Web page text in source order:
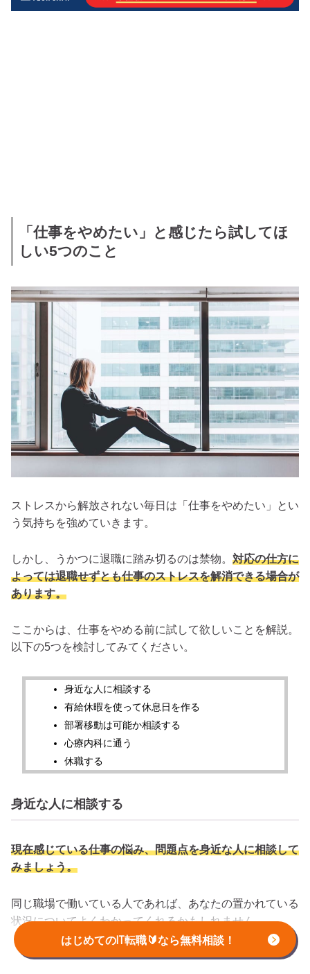
はじめてのIT転職🔰なら無料相談！
「仕事をやめたい」と感じたら試してほ
しい5つのこと
ストレスから解放されない毎日は「仕事をやめたい」とい
う気持ちを強めていきます。
しかし、うかつに退職に踏み切るのは禁物。 対応の仕方に
よっては退職せずとも仕事のストレスを解消できる場合が
あります。
ここからは、仕事をやめる前に試して欲しいことを解説。
以下の5つを検討してみてください。
身近な人に相談する
有給休暇を使って休息日を作る
部署移動は可能か相談する
心療内科に通う
休職する
身近な人に相談する
現在感じている仕事の悩み、問題点を身近な人に相談して
みましょう。
同じ職場で働いている人であれば、あなたの置かれている
状況についてよくわかってくれるかもしれません。
相談するだけで心が軽くなることがありますし、相談相手